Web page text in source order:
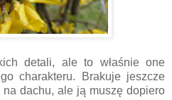
detali, ale to właśnie one
charakteru. Brakuje jeszcze
dachu, ale ją muszę dopiero